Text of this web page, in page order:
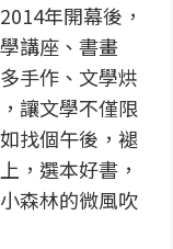
年開幕後，
講座、書畫
手作、文學烘
讓文學不僅限
找個午後，褪
，選本好書，
森林的微風吹